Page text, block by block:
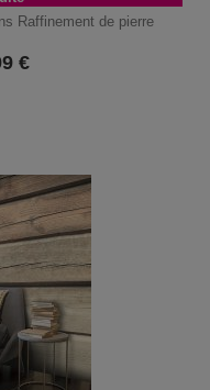
Raffinement de pierre
€